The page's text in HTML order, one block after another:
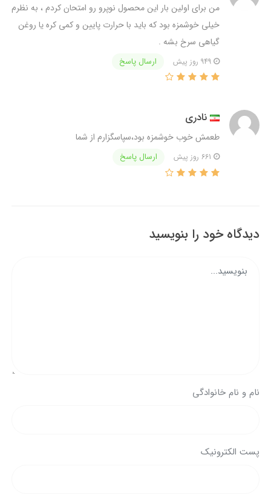
من برای اولین بار این محصول نوپرو رو امتحان کردم ، به نظرم
خیلی خوشمزه بود که باید با حرارت پایین و کمی کره یا روغن
گیاهی سرخ بشه .
ارسال پاسخ
نادری
طعمش خوب خوشمزه بود،سپاسگزارم از شما
ارسال پاسخ
دیدگاه خود را بنویسید
نام و نام خانوادگی
پست الکترونیک